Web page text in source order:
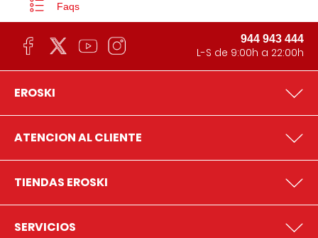
Faqs
944 943 444
L-S de 9:00h a 22:00h
EROSKI
ATENCION AL CLIENTE
TIENDAS EROSKI
SERVICIOS